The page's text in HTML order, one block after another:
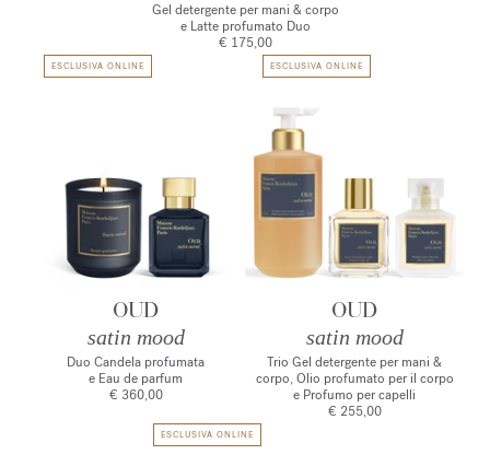
Gel detergente per mani & corpo
e Latte profumato Duo
€ 175,00
ESCLUSIVA ONLINE
OUD
satin mood
Duo Candela profumata
e Eau de parfum
€ 360,00
ESCLUSIVA ONLINE
OUD
satin mood
Trio Gel detergente per mani &
corpo, Olio profumato per il corpo
e Profumo per capelli
€ 255,00
ESCLUSIVA ONLINE